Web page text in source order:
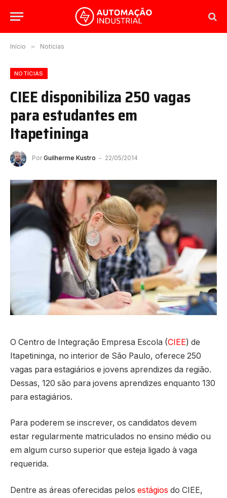
Início » Notícias
NOTÍCIAS
CIEE disponibiliza 250 vagas
para estudantes em
Itapetininga
Por Guilherme Kustro 22/05/2014
O Centro de Integração Empresa Escola (CIEE) de
Itapetininga, no interior de São Paulo, oferece 250
vagas para estagiários e jovens aprendizes da região.
Dessas, 120 são para jovens aprendizes enquanto 130
para estagiários.
Para poderem se inscrever, os candidatos devem
estar regularmente matriculados no ensino médio ou
em algum curso superior que esteja ligado à vaga
requerida.
Dentre as áreas oferecidas pelos estágios do CIEE,